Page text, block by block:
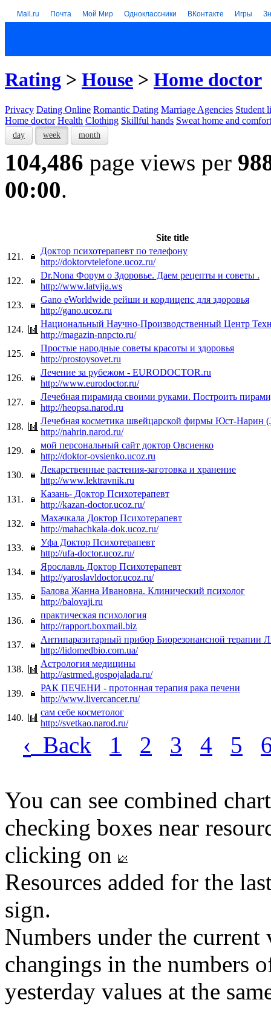
Mail.ru Почта Мой Мир Одноклассники ВКонтакте Игры
Rating > House > Home doctor
Privacy Dating Online Romantic Dating Marriage Agencies Student
Home doctor Health Clothing Skillful hands Sweat home and comfort
day week month
104,486 page views per
00:00.
Site title
121.
Доктор психотерапевт по телефону
http://doktorvtelefone.ucoz.ru/
122.
Dr.Nona Форум о Здоровье. Даем рецепты и советы .
http://www.latvija.ws
123.
Gano eWorldwide рейши и кордицепс для здоровья
http://gano.ucoz.ru
124.
Национальный Научно-Производственный Центр
http://magazin-nnpcto.ru/
125.
Простые народные советы красоты и здоровья
http://prostoysovet.ru
126.
Лечение за рубежом - EURODOCTOR.ru
http://www.eurodoctor.ru/
127.
Лечебная пирамида своими руками. Построить
http://heopsa.narod.ru
128.
Лечебная косметика швейцарской фирмы Юст-Нарин
http://nahrin.narod.ru/
129.
мой персональный сайт доктор Овсиенко
http://doktor-ovsienko.ucoz.ru
130.
Лекарственные растения-заготовка и хранение
http://www.lektravnik.ru
131.
Казань- Доктор Психотерапевт
http://kazan-doctor.ucoz.ru/
132.
Махачкала Доктор Психотерапевт
http://mahachkala-dok.ucoz.ru/
133.
Уфа Доктор Психотерапевт
http://ufa-doctor.ucoz.ru/
134.
Ярославль Доктор Психотерапевт
http://yaroslavldoctor.ucoz.ru/
135.
Балова Жанна Ивановна. Клинический психолог
http://balovaji.ru
136.
практическая психология
http://rapport.boxmail.biz
137.
Антипаразитарный прибор Биорезонансной терапии
http://lidomedbio.com.ua/
138.
Астрология медицины
http://astrmed.gospojalada.ru/
139.
РАК ПЕЧЕНИ - протонная терапия рака печени
http://www.livercancer.ru/
140.
сам себе косметолог
http://svetkao.narod.ru/
‹ Back 1 2 3 4 5
You can see combined
checking boxes near
clicking on
Resources added for the
sign.
Numbers under the
changings in the numbers
yesterday values at the